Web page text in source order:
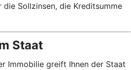
die Sollzinsen, die Kreditsumme
Staat
Immobilie greift Ihnen der Staat